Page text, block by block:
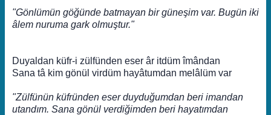
"Gönlümün göğünde batmayan bir güneşim var. Bugün iki
âlem nuruma gark olmuştur."
Duyaldan küfr-i zülfünden eser âr itdüm îmândan
Sana tâ kim gönül virdüm hayâtumdan melâlüm var
"Zülfünün küfründen eser duyduğumdan beri imandan
utandım. Sana gönül verdiğimden beri hayatımdan